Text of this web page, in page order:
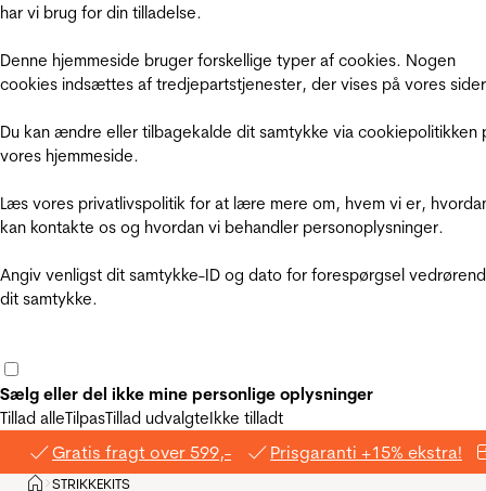
har vi brug for din tilladelse.
Denne hjemmeside bruger forskellige typer af cookies. Nogen
cookies indsættes af tredjepartstjenester, der vises på vores
Du kan ændre eller tilbagekalde dit samtykke via cookiepolitikken
vores hjemmeside.
Læs vores privatlivspolitik for at lære mere om, hvem vi er,
kan kontakte os og hvordan vi behandler personoplysninger.
Angiv venligst dit samtykke-ID og dato for forespørgsel
dit samtykke.
Sælg eller del ikke mine personlige oplysninger
Tillad alleTilpasTillad udvalgteIkke tilladt
Gratis fragt over 599,- Prisgaranti +15% ekstra!
Hjem
>STRIKKEKITS